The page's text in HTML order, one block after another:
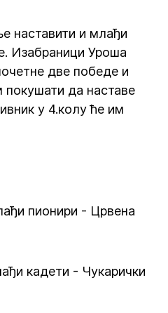
наставити и млађи
Изабраници Уроша
две победе и
покушати да наставе
у 4.колу ће им
пионири - Црвена
кадети - Чукарички